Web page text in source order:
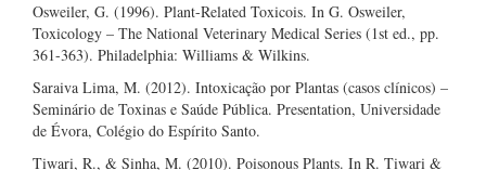
Osweiler, G. (1996). Plant-Related Toxicois. In G. Osweiler,
Toxicology – The National Veterinary Medical Series (1st ed., pp.
361-363). Philadelphia: Williams & Wilkins.
Saraiva Lima, M. (2012). Intoxicação por Plantas (casos clínicos) –
Seminário de Toxinas e Saúde Pública. Presentation, Universidade
de Évora, Colégio do Espírito Santo.
Tiwari, R., & Sinha, M. (2010). Poisonous Plants. In R. Tiwari &